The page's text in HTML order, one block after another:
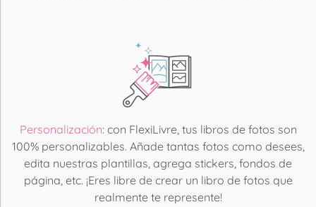
Personalización: con FlexiLivre, tus libros de fotos son
100% personalizables. Añade tantas fotos como desees,
edita nuestras plantillas, agrega stickers, fondos de
página, etc. ¡Eres libre de crear un libro de fotos que
realmente te represente!